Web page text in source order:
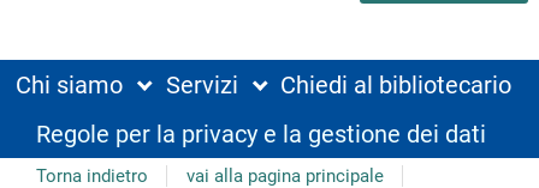
Chi siamo Servizi
Chiedi al bibliotecario
Regole per la privacy e la gestione dei dati
Torna indietro vai alla pagina principale